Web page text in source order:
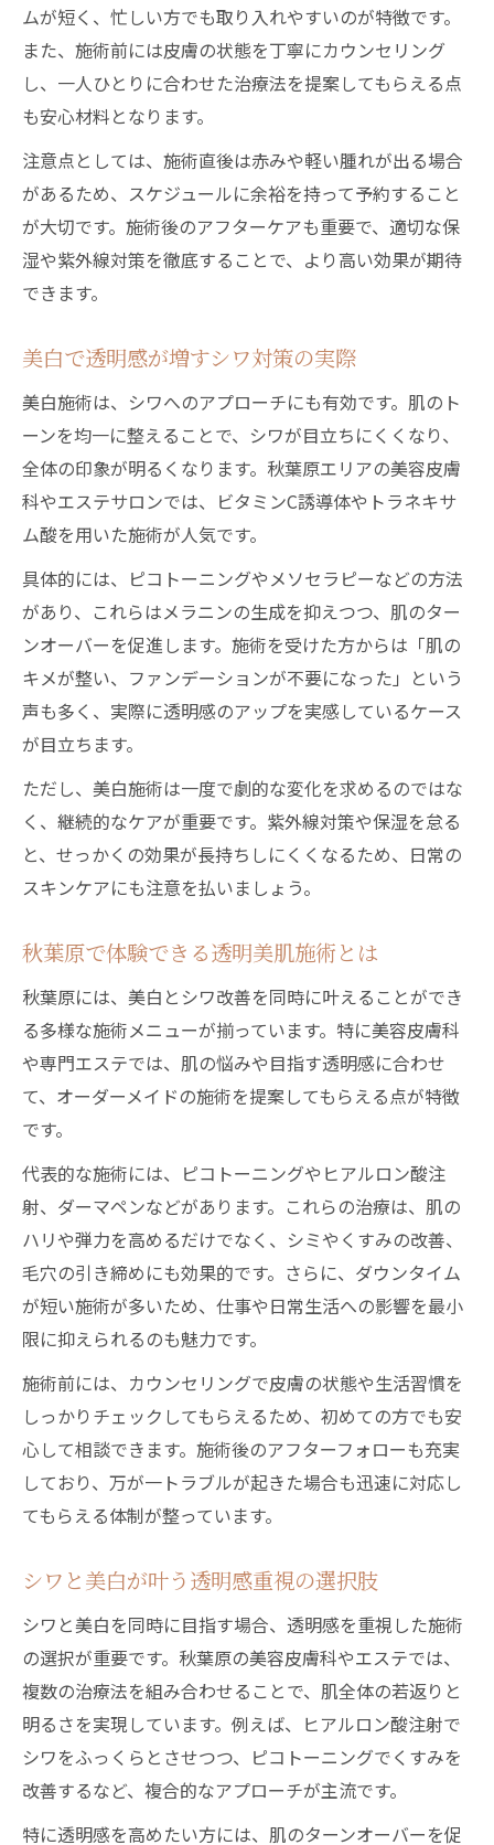
ムが短く、忙しい方でも取り入れやすいのが特徴です。
また、施術前には皮膚の状態を丁寧にカウンセリング
し、一人ひとりに合わせた治療法を提案してもらえる点
も安心材料となります。
注意点としては、施術直後は赤みや軽い腫れが出る場合
があるため、スケジュールに余裕を持って予約すること
が大切です。施術後のアフターケアも重要で、適切な保
湿や紫外線対策を徹底することで、より高い効果が期待
できます。
美白で透明感が増すシワ対策の実際
美白施術は、シワへのアプローチにも有効です。肌のト
ーンを均一に整えることで、シワが目立ちにくくなり、
全体の印象が明るくなります。秋葉原エリアの美容皮膚
科やエステサロンでは、ビタミンC誘導体やトラネキサ
ム酸を用いた施術が人気です。
具体的には、ピコトーニングやメソセラピーなどの方法
があり、これらはメラニンの生成を抑えつつ、肌のター
ンオーバーを促進します。施術を受けた方からは「肌の
キメが整い、ファンデーションが不要になった」という
声も多く、実際に透明感のアップを実感しているケース
が目立ちます。
ただし、美白施術は一度で劇的な変化を求めるのではな
く、継続的なケアが重要です。紫外線対策や保湿を怠る
と、せっかくの効果が長持ちしにくくなるため、日常の
スキンケアにも注意を払いましょう。
秋葉原で体験できる透明美肌施術とは
秋葉原には、美白とシワ改善を同時に叶えることができ
る多様な施術メニューが揃っています。特に美容皮膚科
や専門エステでは、肌の悩みや目指す透明感に合わせ
て、オーダーメイドの施術を提案してもらえる点が特徴
です。
代表的な施術には、ピコトーニングやヒアルロン酸注
射、ダーマペンなどがあります。これらの治療は、肌の
ハリや弾力を高めるだけでなく、シミやくすみの改善、
毛穴の引き締めにも効果的です。さらに、ダウンタイム
が短い施術が多いため、仕事や日常生活への影響を最小
限に抑えられるのも魅力です。
施術前には、カウンセリングで皮膚の状態や生活習慣を
しっかりチェックしてもらえるため、初めての方でも安
心して相談できます。施術後のアフターフォローも充実
しており、万が一トラブルが起きた場合も迅速に対応し
てもらえる体制が整っています。
シワと美白が叶う透明感重視の選択肢
シワと美白を同時に目指す場合、透明感を重視した施術
の選択が重要です。秋葉原の美容皮膚科やエステでは、
複数の治療法を組み合わせることで、肌全体の若返りと
明るさを実現しています。例えば、ヒアルロン酸注射で
シワをふっくらとさせつつ、ピコトーニングでくすみを
改善するなど、複合的なアプローチが主流です。
特に透明感を高めたい方には、肌のターンオーバーを促